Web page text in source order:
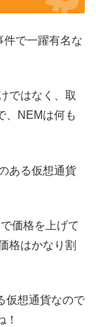
件で一躍有名な
ではなく、取
、NEMは何も
ある仮想通貨
価格を上げて
格はかなり割
仮想通貨なので